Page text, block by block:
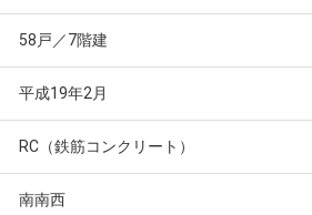
58戸／7階建
平成19年2月
RC（鉄筋コンクリート）
南南西